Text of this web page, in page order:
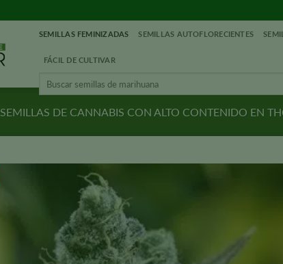
SEMILLAS FEMINIZADAS SEMILLAS AUTOFLORECIENTES
FÁCIL DE CULTIVAR
Buscar:
SEMILLAS DE CANNABIS CON ALTO CONTENIDO EN